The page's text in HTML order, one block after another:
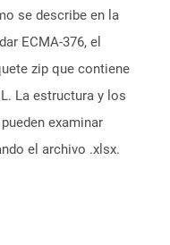
se describe en la
ECMA-376, el
zip que contiene
La estructura y los
examinar
el archivo .xlsx.